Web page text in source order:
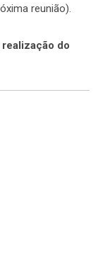
reunião).
realização do